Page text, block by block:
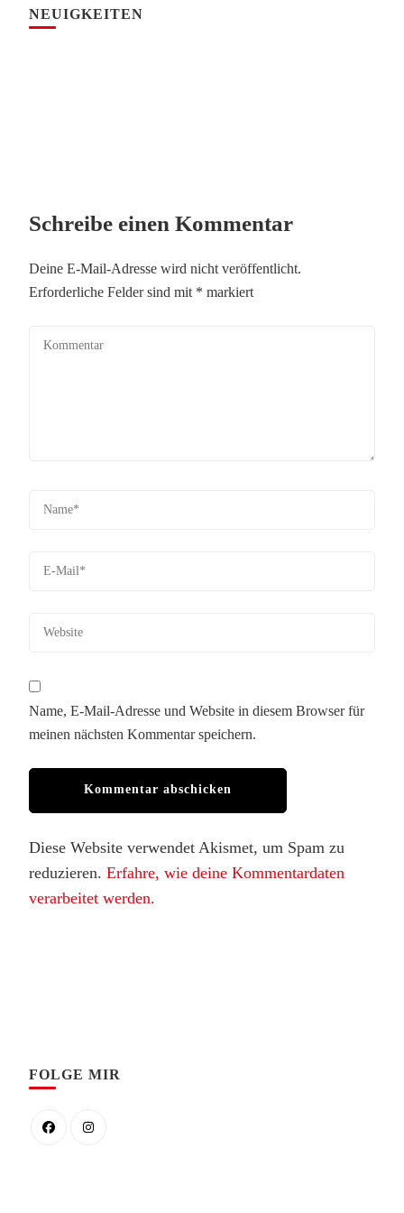
NEUIGKEITEN
Schreibe einen Kommentar
Deine E-Mail-Adresse wird nicht veröffentlicht.
Erforderliche Felder sind mit * markiert
Name, E-Mail-Adresse und Website in diesem Browser für
meinen nächsten Kommentar speichern.
Diese Website verwendet Akismet, um Spam zu
reduzieren. Erfahre, wie deine Kommentardaten
verarbeitet werden.
FOLGE MIR